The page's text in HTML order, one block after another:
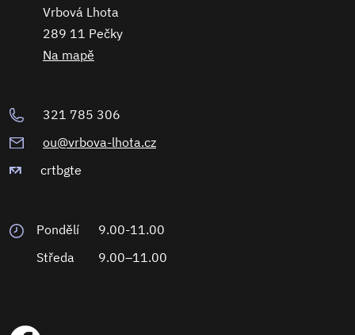
Vrbová Lhota
289 11 Pečky
Na mapě
321 785 306
ou@vrbova-lhota.cz
crtbgte
Pondělí
9.00-11.00
Středa
9.00–11.00